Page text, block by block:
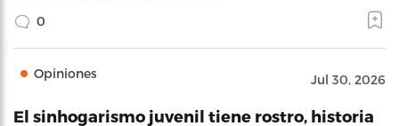
0
Opiniones Jul 30, 2026
El sinhogarismo juvenil tiene rostro, historia